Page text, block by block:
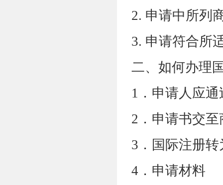
2. 申请中所列
3. 申请符合所
二、如何办理
1 ．申请人应
2 ．申请书交
3 ．国际注册
4 ．申请材料